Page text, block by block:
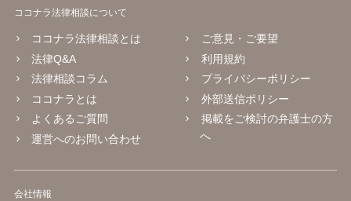
ココナラ法律相談について
ココナラ法律相談とは
法律Q&A
法律相談コラム
ココナラとは
よくあるご質問
運営へのお問い合わせ
ご意見・ご要望
利用規約
プライバシーポリシー
外部送信ポリシー
掲載をご検討の弁護士の方
へ
会社情報